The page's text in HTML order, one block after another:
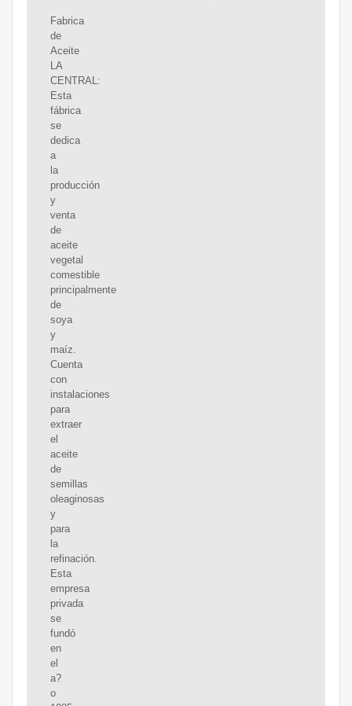
Fabrica
de
Aceite
LA
CENTRAL:
Esta
fábrica
se
dedica
a
la
producción
y
venta
de
aceite
vegetal
comestible
principalmente
de
soya
y
maíz.
Cuenta
con
instalaciones
para
extraer
el
aceite
de
semillas
oleaginosas
y
para
la
refinación.
Esta
empresa
privada
se
fundó
en
el
a?
o